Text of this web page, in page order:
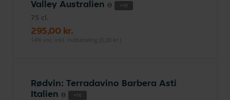
Valley Australien
+16
75 cl.
295,00 kr.
14% vol, inkl. indbetaling (0,00 kr.)
Rødvin: Terradavino Barbera Asti
Italien
+16